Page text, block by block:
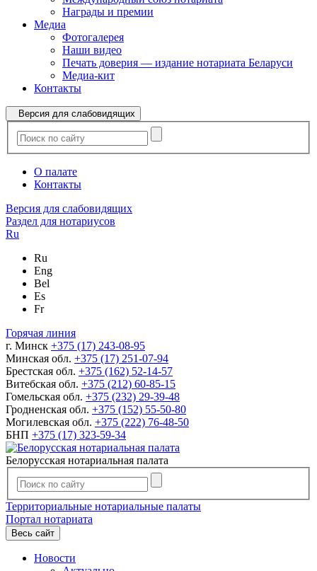
Награды и премии
Медиа
Фотогалерея
Наши видео
Печать доверия — издание нотариата Беларуси
Медиа-кит
Контакты
Версия для слабовидящих
О палате
Контакты
Версия для слабовидящих
Раздел для нотариусов
Ru
Ru
Eng
Bel
Es
Fr
Горячая линия
г. Минск +375 (17) 243-08-95
Минская обл. +375 (17) 251-07-94
Брестская обл. +375 (162) 52-14-57
Витебская обл. +375 (212) 60-85-15
Гомельская обл. +375 (232) 29-39-48
Гродненская обл. +375 (152) 55-50-80
Могилевская обл. +375 (222) 76-48-50
БНП +375 (17) 323-59-34
Белорусская нотариальная палата
Территориальные нотариальные палаты
Портал нотариата
Весь сайт
Новости